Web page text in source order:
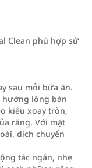
Clean phù hợp sử
sau mỗi bữa ăn.
hướng lông bàn
kiểu xoay tròn,
răng. Với mặt
dịch chuyển
tác ngắn, nhẹ